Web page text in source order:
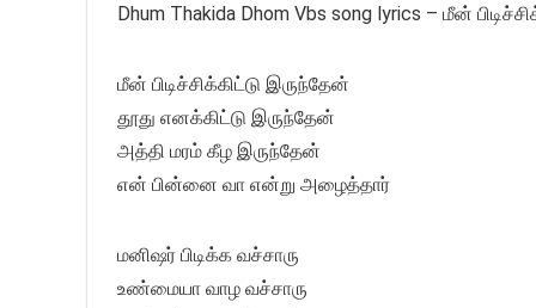
Dhum Thakida Dhom Vbs song lyrics – மீன்
மீன் பிடிச்சிக்கிட்டு இருந்தேன்
தூது எனக்கிட்டு இருந்தேன்
அத்தி மரம் கீழ இருந்தேன்
என் பின்னை வா என்று அழைத்தார்
மனிஷர் பிடிக்க வச்சாரு
உண்மையா வாழ வச்சாரு